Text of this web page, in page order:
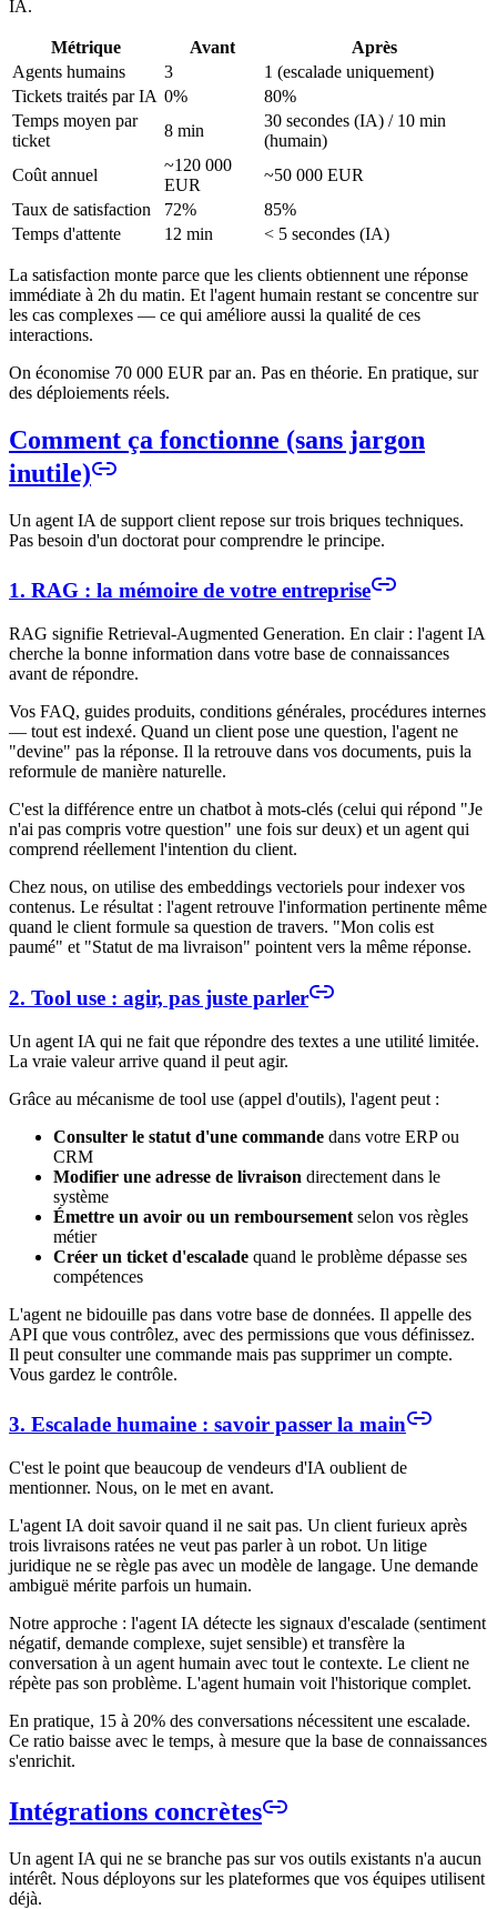
IA.
Métrique Avant
Après
Agents humains
3
1 (escalade uniquement)
Tickets traités par IA 0%
80%
Temps moyen par
ticket
8 min
30 secondes (IA) / 10 min
(humain)
Coût annuel
~120 000
EUR
~50 000 EUR
Taux de satisfaction
72%
85%
Temps d'attente
12 min < 5 secondes (IA)
La satisfaction monte parce que les clients obtiennent une réponse
immédiate à 2h du matin. Et l'agent humain restant se concentre sur
les cas complexes — ce qui améliore aussi la qualité de ces
interactions.
On économise 70 000 EUR par an. Pas en théorie. En pratique, sur
des déploiements réels.
Comment ça fonctionne (sans jargon
inutile)
Un agent IA de support client repose sur trois briques techniques.
Pas besoin d'un doctorat pour comprendre le principe.
1. RAG : la mémoire de votre entreprise
RAG signifie Retrieval-Augmented Generation. En clair : l'agent IA
cherche la bonne information dans votre base de connaissances
avant de répondre.
Vos FAQ, guides produits, conditions générales, procédures internes
— tout est indexé. Quand un client pose une question, l'agent ne
"devine" pas la réponse. Il la retrouve dans vos documents, puis la
reformule de manière naturelle.
C'est la différence entre un chatbot à mots-clés (celui qui répond "Je
n'ai pas compris votre question" une fois sur deux) et un agent qui
comprend réellement l'intention du client.
Chez nous, on utilise des embeddings vectoriels pour indexer vos
contenus. Le résultat : l'agent retrouve l'information pertinente même
quand le client formule sa question de travers. "Mon colis est
paumé" et "Statut de ma livraison" pointent vers la même réponse.
2. Tool use : agir, pas juste parler
Un agent IA qui ne fait que répondre des textes a une utilité limitée.
La vraie valeur arrive quand il peut agir.
Grâce au mécanisme de tool use (appel d'outils), l'agent peut :
Consulter le statut d'une commande dans votre ERP ou
CRM
Modifier une adresse de livraison directement dans le
système
Émettre un avoir ou un remboursement selon vos règles
métier
Créer un ticket d'escalade quand le problème dépasse ses
compétences
L'agent ne bidouille pas dans votre base de données. Il appelle des
API que vous contrôlez, avec des permissions que vous définissez.
Il peut consulter une commande mais pas supprimer un compte.
Vous gardez le contrôle.
3. Escalade humaine : savoir passer la main
C'est le point que beaucoup de vendeurs d'IA oublient de
mentionner. Nous, on le met en avant.
L'agent IA doit savoir quand il ne sait pas. Un client furieux après
trois livraisons ratées ne veut pas parler à un robot. Un litige
juridique ne se règle pas avec un modèle de langage. Une demande
ambiguë mérite parfois un humain.
Notre approche : l'agent IA détecte les signaux d'escalade (sentiment
négatif, demande complexe, sujet sensible) et transfère la
conversation à un agent humain avec tout le contexte. Le client ne
répète pas son problème. L'agent humain voit l'historique complet.
En pratique, 15 à 20% des conversations nécessitent une escalade.
Ce ratio baisse avec le temps, à mesure que la base de connaissances
s'enrichit.
Intégrations concrètes
Un agent IA qui ne se branche pas sur vos outils existants n'a aucun
intérêt. Nous déployons sur les plateformes que vos équipes utilisent
déjà.